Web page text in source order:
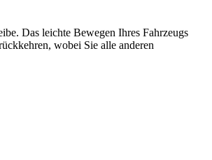
Das leichte Bewegen Ihres Fahrzeugs
wobei Sie alle anderen